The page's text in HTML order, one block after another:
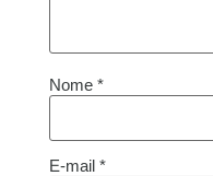
Nome *
E-mail *